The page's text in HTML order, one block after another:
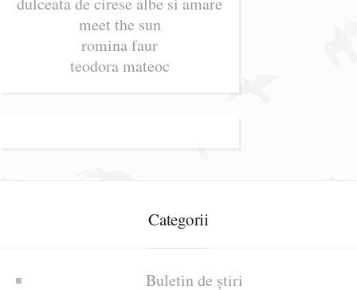
meet the sun
romina faur
teodora mateoc
Categorii
Buletin de știri